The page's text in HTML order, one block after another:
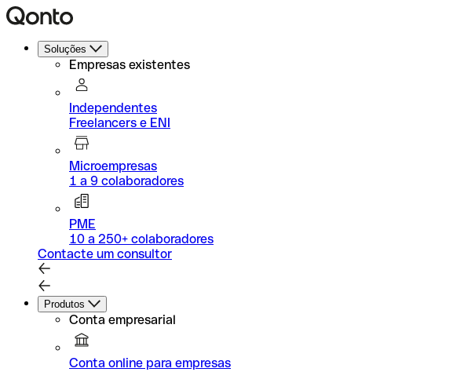
Soluções
Empresas existentes
Independentes
Freelancers e ENI
Microempresas
1 a 9 colaboradores
PME
10 a 250+ colaboradores
Contacte um consultor
Produtos
Conta empresarial
Conta online para empresas